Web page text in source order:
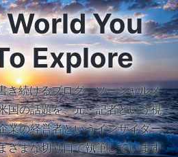
You
Explore
き続けるブログ。ソーシャルメ
国の話題を、元・記者という視
業の経営者というインサイダー
ざまな切り口で執筆しています